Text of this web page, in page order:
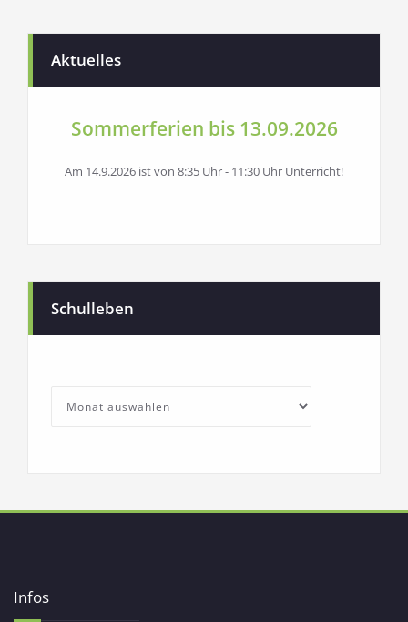
Aktuelles
Sommerferien bis 13.09.2026
Am 14.9.2026 ist von 8:35 Uhr - 11:30 Uhr Unterricht!
Schulleben
Infos